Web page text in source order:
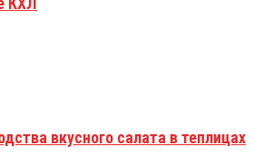
вкусного салата в теплицах